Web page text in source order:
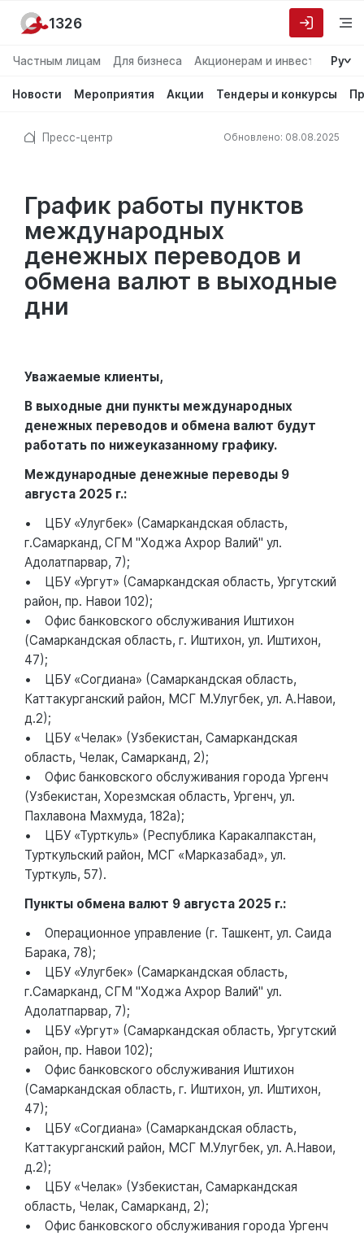
Частным лицам Для бизнеса Акционерам и инвесторам
Ру
Новости Мероприятия Акции Тендеры и конкурсы
1326
Пресс-центр Обновлено: 08.08.2025
График работы пунктов
международных
денежных переводов и
обмена валют в выходные
дни
Уважаемые клиенты,
В выходные дни пункты международных
денежных переводов и обмена валют будут
работать по нижеуказанному графику.
Международные денежные переводы 9
августа 2025 г.:
• ЦБУ «Улугбек» (Самаркандская область,
г.Самарканд, СГМ "Ходжа Ахрор Валий" ул.
Адолатпарвар, 7);
• ЦБУ «Ургут» (Самаркандская область, Ургутский
район, пр. Навои 102);
• Офис банковского обслуживания Иштихон
(Самаркандская область, г. Иштихон, ул. Иштихон,
47);
• ЦБУ «Согдиана» (Самаркандская область,
Каттакурганский район, МСГ М.Улугбек, ул. А.Навои,
д.2);
• ЦБУ «Челак» (Узбекистан, Самаркандская
область, Челак, Самарканд, 2);
• Офис банковского обслуживания города Ургенч
(Узбекистан, Хорезмская область, Ургенч, ул.
Пахлавона Махмуда, 182а);
• ЦБУ «Турткуль» (Республика Каракалпакстан,
Турткульский район, МСГ «Марказабад», ул.
Турткуль, 57).
Пункты обмена валют 9 августа 2025 г.:
• Операционное управление (г. Ташкент, ул. Саида
Барака, 78);
• ЦБУ «Улугбек» (Самаркандская область,
г.Самарканд, СГМ "Ходжа Ахрор Валий" ул.
Адолатпарвар, 7);
• ЦБУ «Ургут» (Самаркандская область, Ургутский
район, пр. Навои 102);
• Офис банковского обслуживания Иштихон
(Самаркандская область, г. Иштихон, ул. Иштихон,
47);
• ЦБУ «Согдиана» (Самаркандская область,
Каттакурганский район, МСГ М.Улугбек, ул. А.Навои,
д.2);
• ЦБУ «Челак» (Узбекистан, Самаркандская
область, Челак, Самарканд, 2);
• Офис банковского обслуживания города Ургенч